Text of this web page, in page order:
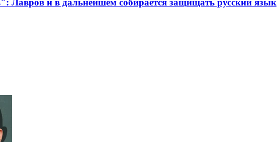
Лавров и в дальнейшем собирается защищать русский язык